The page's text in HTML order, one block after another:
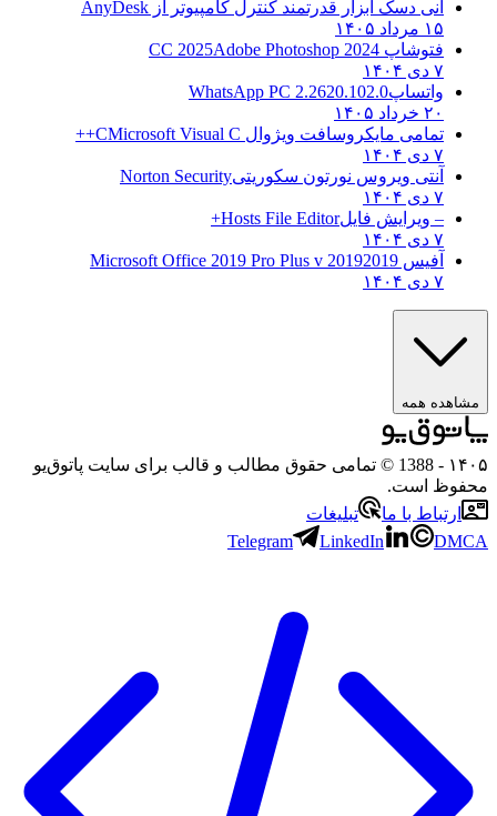
انی دسک ابزار قدرتمند کنترل کامپیوتر از AnyDesk
۱۵ مرداد ۱۴۰۵
فتوشاپ CC 2025 Adobe Photoshop 2024
۷ دی ۱۴۰۴
واتساپWhatsApp PC 2.2620.102.0
۲۰ خرداد ۱۴۰۵
تمامی مایکروسافت ویژوال C Microsoft Visual C++
۷ دی ۱۴۰۴
آنتی ویروس نورتون سکوریتیNorton Security
۷ دی ۱۴۰۴
– ویرایش فایلHosts File Editor+
۷ دی ۱۴۰۴
آفیس 2019 2019 Microsoft Office 2019 Pro Plus v
۷ دی ۱۴۰۴
مشاهده همه
۱۴۰۵
- 1388 © تمامی حقوق مطالب و قالب برای سایت پاتوق‌یو
محفوظ است.
ارتباط با ما
تبلیغات
Telegram
LinkedIn DMCA